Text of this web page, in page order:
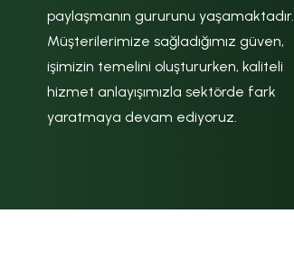
paylaşmanın gururunu yaşamaktadır.
Müşterilerimize sağladığımız güven,
işimizin temelini oluştururken, kaliteli
hizmet anlayışımızla sektörde fark
yaratmaya devam ediyoruz.